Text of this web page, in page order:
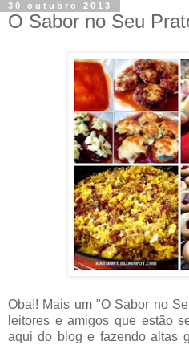
30 outubro 2013
O Sabor no Seu
Oba!! Mais um "O Sabor no
leitores e amigos que estão
aqui do blog e fazendo altas